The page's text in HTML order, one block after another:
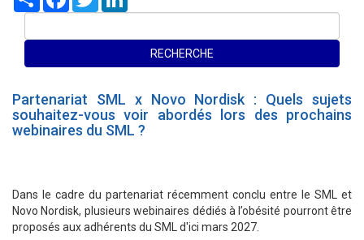
Partenariat SML x Novo Nordisk : Quels sujets
souhaitez-vous voir abordés lors des prochains
webinaires du SML ?
Dans le cadre du partenariat récemment conclu entre le SML et
Novo Nordisk, plusieurs webinaires dédiés à l’obésité pourront être
proposés aux adhérents du SML d'ici mars 2027.